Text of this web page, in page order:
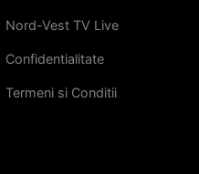
Nord-Vest TV Live
Confidentialitate
Termeni si Conditii